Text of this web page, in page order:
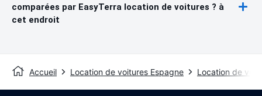
comparées par EasyTerra location de voitures ? à
cet endroit
Accueil Location de voitures Espagne Location de